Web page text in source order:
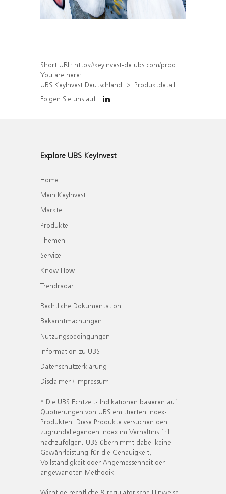
Short URL: https://keyinvest-de.ubs.com/produkt/detail/index/isin/DE000WA62YH4
You are here:
UBS KeyInvest Deutschland
Produktdetail
Folgen Sie uns auf
Explore UBS KeyInvest
Home
Mein KeyInvest
Märkte
Produkte
Themen
Service
Know How
Trendradar
Rechtliche Dokumentation
Bekanntmachungen
Nutzungsbedingungen
Information zu UBS
Datenschutzerklärung
Disclaimer / Impressum
* Die UBS Echtzeit- Indikationen basieren auf
Quotierungen von UBS emittierten Index-
Produkten. Diese Produkte versuchen den
zugrundeliegenden Index im Verhältnis 1:1
nachzufolgen. UBS übernimmt dabei keine
Gewährleistung für die Genauigkeit,
Vollständigkeit oder Angemessenheit der
angewandten Methodik.